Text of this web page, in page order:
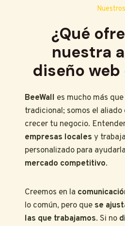
¿Qué
nuestra
diseño
BeeWall es mucho más
tradicional; somos el
crecer tu negocio.
empresas locales y
personalizado para
mercado competitivo.
Creemos en la
lo común, pero que se
las que trabajamos. Si no